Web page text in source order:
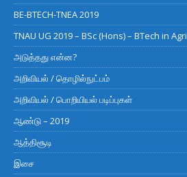
BE-BTECH-TNEA 2019
TNAU UG 2019 – BSc (Hons) – BTech in Agri
அடுத்தது என்ன?
அறிவியல் / தொழில்நுட்பம்
அறிவியல் / பொறியியல் படிப்புகள்
ஆண்டு – 2019
ஆத்திசூடி
இசை